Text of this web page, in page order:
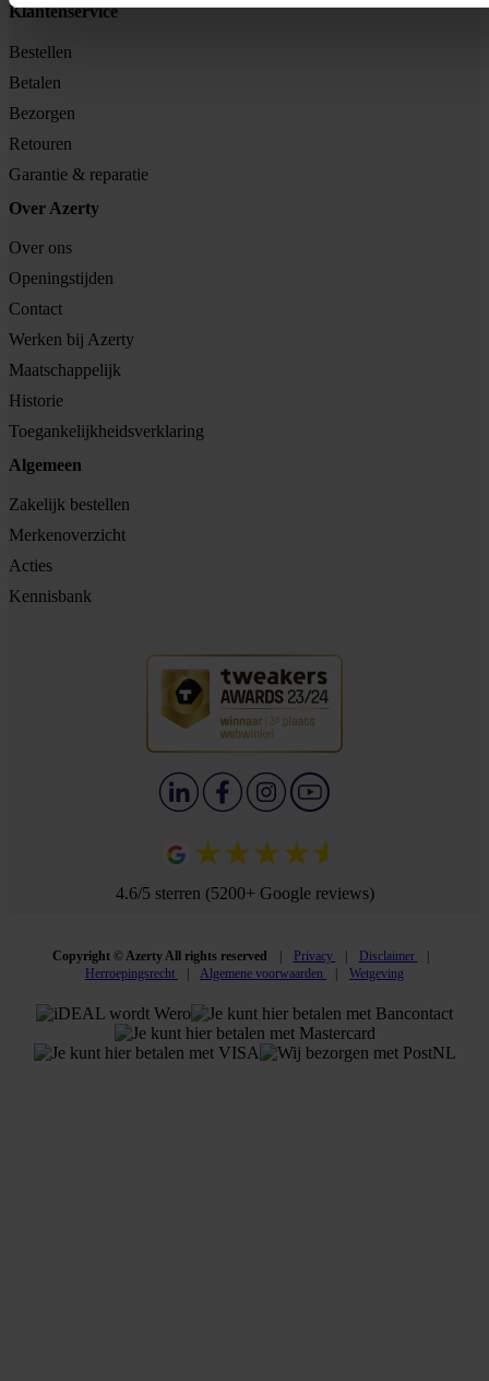
Klantenservice
Bestellen
Betalen
Bezorgen
Retouren
Garantie & reparatie
Over Azerty
Over ons
Openingstijden
Contact
Werken bij Azerty
Maatschappelijk
Historie
Toegankelijkheidsverklaring
Algemeen
Zakelijk bestellen
Merkenoverzicht
Acties
Kennisbank
4.6/5 sterren (5200+ Google reviews)
Copyright © Azerty All rights reserved Privacy
Disclaimer
Herroepingsrecht
Algemene voorwaarden Wetgeving